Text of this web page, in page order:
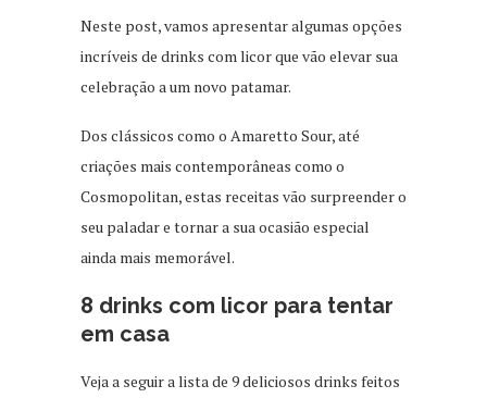
Neste post, vamos apresentar algumas opções
incríveis de drinks com licor que vão elevar sua
celebração a um novo patamar.
Dos clássicos como o Amaretto Sour, até
criações mais contemporâneas como o
Cosmopolitan, estas receitas vão surpreender o
seu paladar e tornar a sua ocasião especial
ainda mais memorável.
8 drinks com licor para tentar
em casa
Veja a seguir a lista de 9 deliciosos drinks feitos